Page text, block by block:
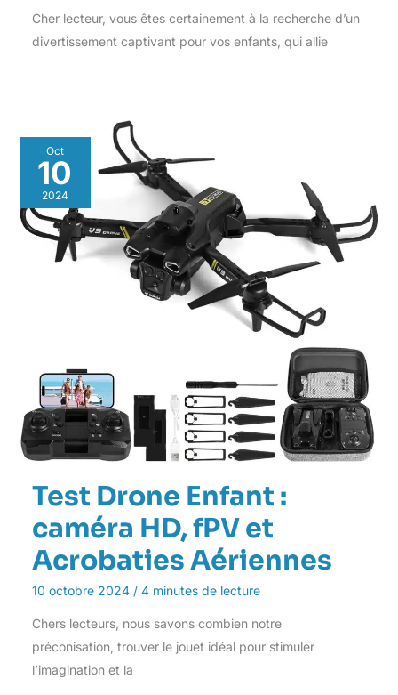
Cher lecteur, vous êtes certainement à la recherche d’un
divertissement captivant pour vos enfants, qui allie
Oct
10
2024
Test Drone Enfant :
caméra HD, fPV et
Acrobaties Aériennes
10 octobre 2024 / 4 minutes de lecture
Chers lecteurs, nous savons combien notre
préconisation, trouver le jouet idéal pour stimuler
l’imagination et la